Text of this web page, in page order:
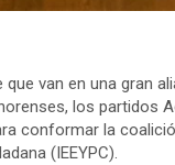
que van en una gran
los partidos
conformar la
(IEEYPC).